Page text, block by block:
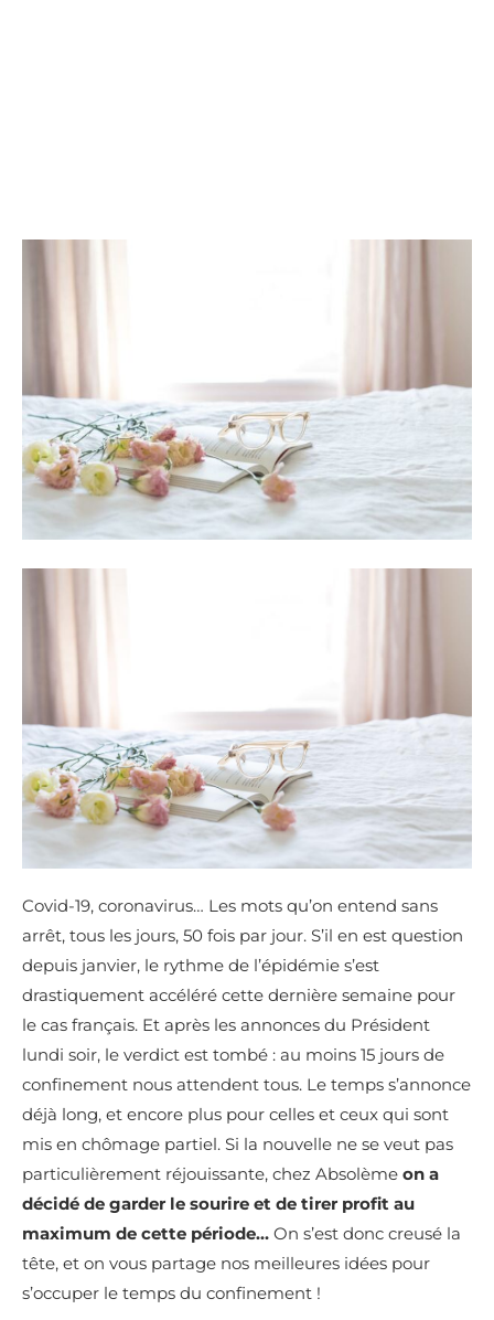
Covid-19, coronavirus… Les mots qu’on entend sans
arrêt, tous les jours, 50 fois par jour. S’il en est question
depuis janvier, le rythme de l’épidémie s’est
drastiquement accéléré cette dernière semaine pour
le cas français. Et après les annonces du Président
lundi soir, le verdict est tombé : au moins 15 jours de
confinement nous attendent tous. Le temps s’annonce
déjà long, et encore plus pour celles et ceux qui sont
mis en chômage partiel. Si la nouvelle ne se veut pas
particulièrement réjouissante, chez Absolème on a
décidé de garder le sourire et de tirer profit au
maximum de cette période… On s’est donc creusé la
tête, et on vous partage nos meilleures idées pour
s’occuper le temps du confinement !